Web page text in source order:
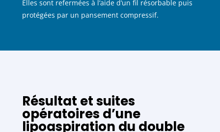
Elles sont refermées à l’aide d’un fil résorbable puis
protégées par un pansement compressif.
Résultat et suites
opératoires d’une
lipoaspiration du double